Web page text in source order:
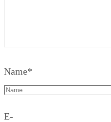
Name*
E-